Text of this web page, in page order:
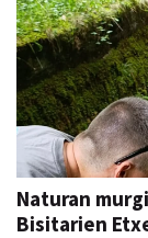
Naturan
Bisitarien